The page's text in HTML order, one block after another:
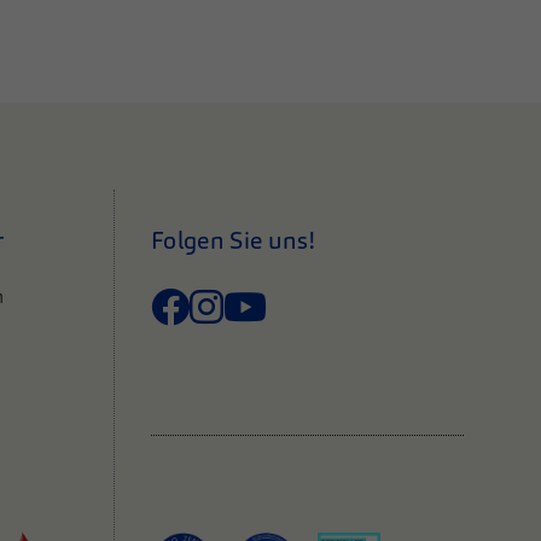
Folgen Sie uns!